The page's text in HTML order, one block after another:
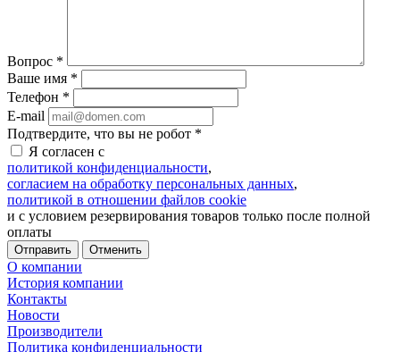
Вопрос *
Ваше имя *
Телефон *
E-mail
Подтвердите, что вы не робот *
Я согласен с
политикой конфиденциальности,
согласием на обработку персональных данных,
политикой в отношении файлов cookie
и с условием резервирования товаров только после полной
оплаты
Отменить
О компании
История компании
Контакты
Новости
Производители
Политика конфиденциальности